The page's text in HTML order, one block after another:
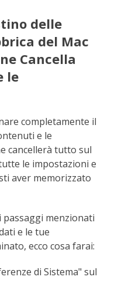
delle
del Mac
Cancella
le
completamente il
e le
cancellerà tutto sul
le impostazioni e
aver memorizzato
passaggi menzionati
e le tue
ecco cosa farai:
di Sistema" sul